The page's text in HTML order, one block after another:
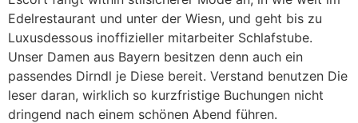
Edelrestaurant und unter der Wiesn, und geht bis zu
Luxusdessous inoffizieller mitarbeiter Schlafstube.
Unser Damen aus Bayern besitzen denn auch ein
passendes Dirndl je Diese bereit. Verstand benutzen Die
leser daran, wirklich so kurzfristige Buchungen nicht
dringend nach einem schönen Abend führen.